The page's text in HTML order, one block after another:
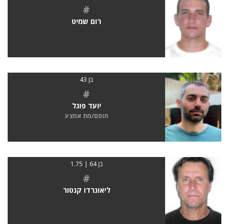
#
רום שמיט
בן 43
#
יועד פוגל
חוסם/מת אמצע
בן 64 | 1.75
#
ליאונרדו קנטור